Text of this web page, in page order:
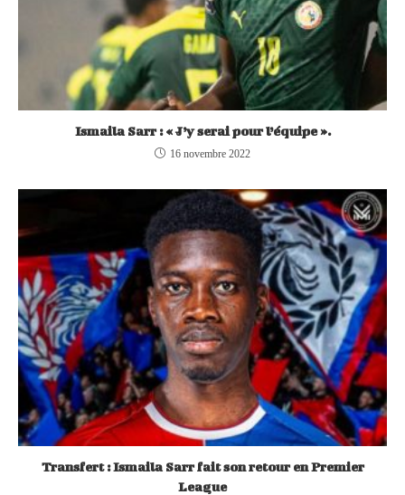
Ismaila Sarr : « J’y serai pour l’équipe ».
16 novembre 2022
Transfert : Ismaila Sarr fait son retour en Premier
League